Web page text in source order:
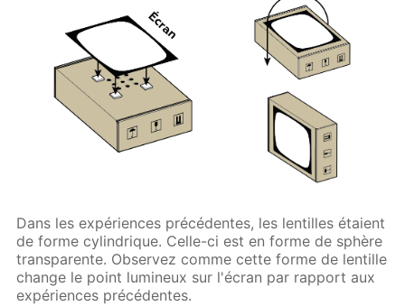
Dans les expériences précédentes, les lentilles étaient
de forme cylindrique. Celle-ci est en forme de sphère
transparente. Observez comme cette forme de lentille
change le point lumineux sur l'écran par rapport aux
expériences précédentes.